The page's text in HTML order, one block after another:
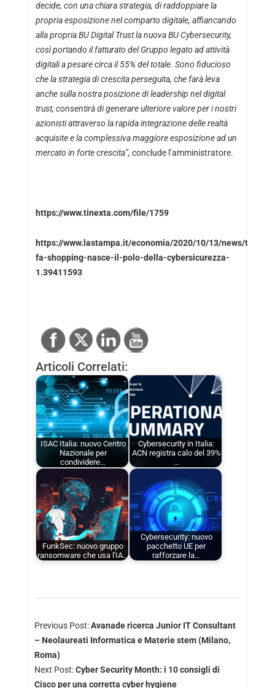
decide, con una chiara strategia, di raddoppiare la
propria esposizione nel comparto digitale, affiancando
alla propria BU Digital Trust la nuova BU Cybersecurity,
così portando il fatturato del Gruppo legato ad attività
digitali a pesare circa il 55% del totale. Sono fiducioso
che la strategia di crescita perseguita, che farà leva
anche sulla nostra posizione di leadership nel digital
trust, consentirà di generare ulteriore valore per i nostri
azionisti attraverso la rapida integrazione delle realtà
acquisite e la complessiva maggiore esposizione ad un
mercato in forte crescita”, conclude l’amministratore.
https://www.tinexta.com/file/1759
https://www.lastampa.it/economia/2020/10/13/news/
fa-shopping-nasce-il-polo-della-cybersicurezza-
1.39411593
Articoli Correlati:
ISAC Italia: nuovo Centro
Nazionale per
condividere…
Cybersecurity in Italia:
ACN registra calo del 39%
…
FunkSec: nuovo gruppo
ransomware che usa l'IA…
Cybersecurity: nuovo
pacchetto UE per
rafforzare la…
Previous Post:Avanade ricerca Junior IT Consultant
– Neolaureati Informatica e Materie stem (Milano,
Roma)
Next Post:Cyber Security Month: i 10 consigli di
Cisco per una corretta cyber hygiene